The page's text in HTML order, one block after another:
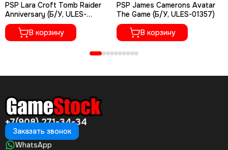
PSP Lara Croft Tomb Raider
Anniversary (Б/У, ULES-
00826)
В корзину
PSP James Camerons Avatar
The Game (Б/У, ULES-01357)
В корзину
+7(908) 271-34-34
Заказать звонок
WhatsApp